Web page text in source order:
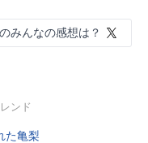
みんなの感想は？
レンド
た亀梨